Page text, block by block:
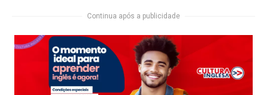
Continua após a publicidade